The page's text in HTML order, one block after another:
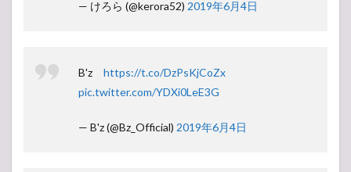
— けろら (@kerora52) 2019年6月4日
B'z https://t.co/DzPsKjCoZx
pic.twitter.com/YDXi0LeE3G
— B'z (@Bz_Official) 2019年6月4日